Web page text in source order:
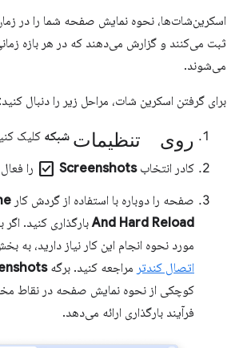
اسکرین‌شات‌ها، نحوه نمایش صفحه شما را در
ثبت می‌کنند و گزارش می‌دهند که در هر بازه
می‌شوند.
برای گرفتن اسکرین شات، مراحل زیر را دنبال کنید:
روی تنظیمات شبکه کلیک
کادر انتخابScreenshots
check_box را
صفحه را دوباره با استفاده از گردش کار
And Hard Reloadبارگذاری کنید. اگر
مورد نحوه انجام این کار نیاز دارید، به
اتصال کندتر مراجعه کنید. برگه
کوچکی از نحوه نمایش صفحه در نقاط
فرآیند بارگذاری ارائه می‌دهد.